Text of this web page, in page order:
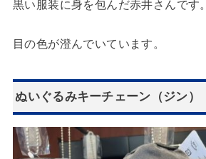
黒い服装に身を包んだ赤井さんです。
目の色が澄んでいています。
ぬいぐるみキーチェーン（ジン）